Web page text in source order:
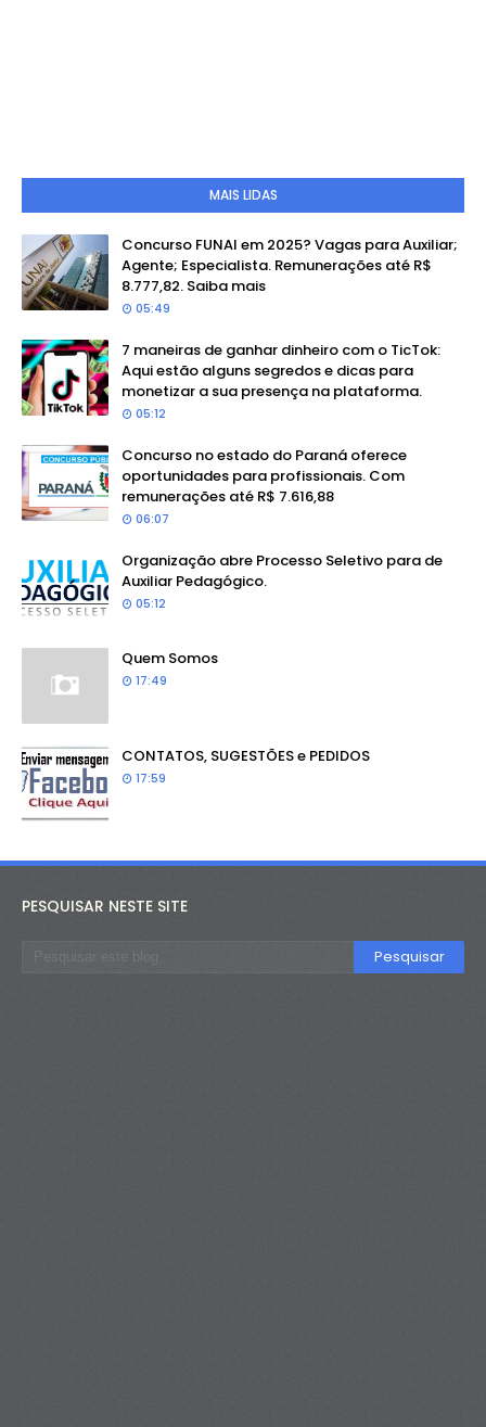
MAIS LIDAS
Concurso FUNAI em 2025? Vagas para Auxiliar;
Agente; Especialista. Remunerações até R$
8.777,82. Saiba mais
05:49
7 maneiras de ganhar dinheiro com o TicTok:
Aqui estão alguns segredos e dicas para
monetizar a sua presença na plataforma.
05:12
Concurso no estado do Paraná oferece
oportunidades para profissionais. Com
remunerações até R$ 7.616,88
06:07
Organização abre Processo Seletivo para de
Auxiliar Pedagógico.
05:12
Quem Somos
17:49
CONTATOS, SUGESTÕES e PEDIDOS
17:59
PESQUISAR NESTE SITE